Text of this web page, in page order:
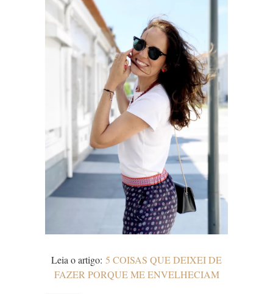
Leia o artigo: 5 COISAS QUE DEIXEI DE
FAZER PORQUE ME ENVELHECIAM